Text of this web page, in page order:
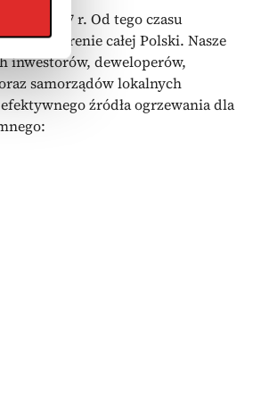
w 2007 r. Od tego czasu
na terenie całej Polski. Nasze
inwestorów, deweloperów,
samorządów lokalnych
źródła ogrzewania dla